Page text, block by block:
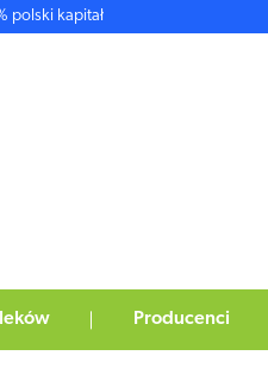
polski kapitał
Producenci